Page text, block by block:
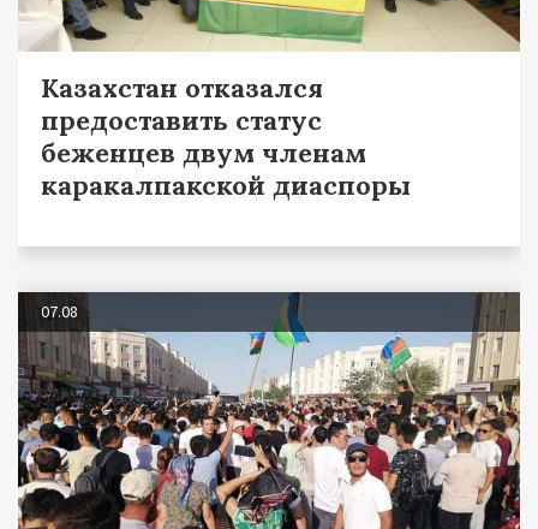
Казахстан отказался
предоставить статус
беженцев двум членам
каракалпакской диаспоры
07.08